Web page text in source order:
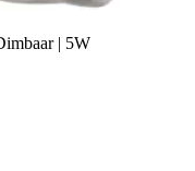
| 5W